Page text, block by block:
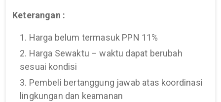
Keterangan :
1. Harga belum termasuk PPN 11%
2. Harga Sewaktu – waktu dapat berubah
sesuai kondisi
3. Pembeli bertanggung jawab atas koordinasi
lingkungan dan keamanan